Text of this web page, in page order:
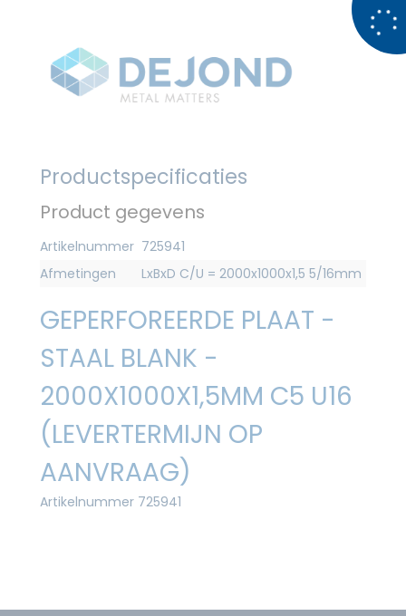
Productspecificaties
Product gegevens
Artikelnummer 725941
Afmetingen
LxBxD C/U = 2000x1000x1,5 5/16mm
GEPERFOREERDE PLAAT -
STAAL BLANK -
2000X1000X1,5MM C5 U16
(LEVERTERMIJN OP
AANVRAAG)
Artikelnummer 725941